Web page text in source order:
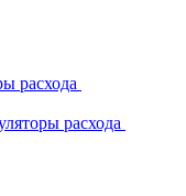
расхода
расхода